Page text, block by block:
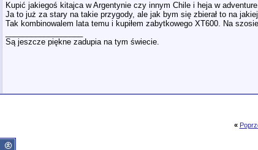
Kupić jakiegoś kitajca w Argentynie czy innym Chile i heja w
Ja to już za stary na takie przygody, ale jak bym się zbierał to na
Tak kombinowalem lata temu i kupiłem zabytkowego XT600. Na
Są jeszcze piękne zadupia na tym świecie.
«